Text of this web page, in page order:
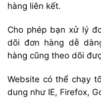
hàng liên kết.
Cho phép bạn xử lý
dõi đơn hàng dễ
hàng cũng theo dõi
Website có thể chạy
dung như IE, Firefox,